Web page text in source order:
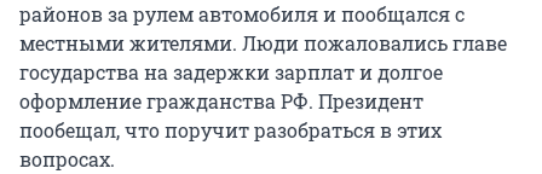
районов за рулем автомобиля и пообщался с
местными жителями. Люди пожаловались главе
государства на задержки зарплат и долгое
оформление гражданства РФ. Президент
пообещал, что поручит разобраться в этих
вопросах.